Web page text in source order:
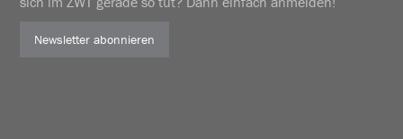
Newsletter abonnieren